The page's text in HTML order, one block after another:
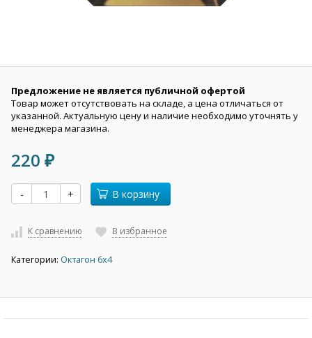
Предложение не является публичной офертой
Товар может отсутствовать на складе, а цена отличаться от
указанной. Актуальную цену и наличие необходимо уточнять у
менеджера магазина.
220 ₽
- + В корзину
К сравнению В избранное
Категории: Октагон 6х4